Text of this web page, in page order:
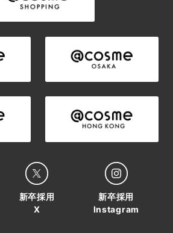
新卒採用
X
新卒採用
Instagram